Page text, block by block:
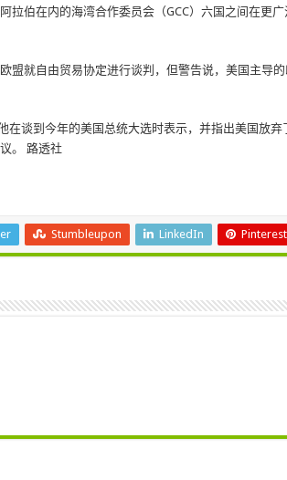
拉伯在内的海湾合作委员会（GCC）六国之间在更
盟就自由贸易协定进行谈判，但警告说，美国主导
在谈到今年的美国总统大选时表示，并指出美国放弃
。 路透社
Stumbleupon LinkedIn Pinterest